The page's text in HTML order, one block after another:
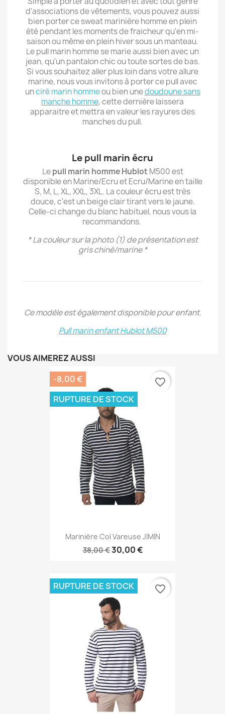
d'associations de vêtements, vous pouvez aussi
bien porter ce sweat marinière homme en plein
été pendant les moments de fraicheur qu'en mi-
saison ou même en plein hiver sous un manteau.
Le pull marin homme se marie aussi bien avec un
jean, qu'un pantalon chic ou toute sortes de bas.
Si vous souhaitez aller plus loin dans votre allure
marine, nous vous invitons à porter ce pull avec
unciré marin hommeou bien unedoudoune sans
manche homme, cette dernière laissera
apparaitre et mettra en valeur les rayures des
manches du pull.
Le pull marin écru
Lepull marin homme Hublot M500 est
disponible en Marine/Ecru et Ecru/Marine en taille
S, M, L, XL, XXL, 3XL. La couleur écru est très
douce, c'est un beige clair tirant vers le jaune.
Celle-ci change du blanc habituel, nous vous la
recommandons.
* La couleur sur la photo (1) de présentation est
gris chiné/marine *
Ce modèle est également disponible pour enfant.
Pull marin enfant Hublot M500
VOUS AIMEREZ AUSSI
Marinière Col Vareuse JIMIN
38,00 €30,00 €
-8,00 €
RUPTURE DE STOCK
favorite_border
RUPTURE DE STOCK favorite_border